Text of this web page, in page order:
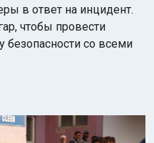
в ответ на инцидент.
чтобы провести
безопасности со всеми